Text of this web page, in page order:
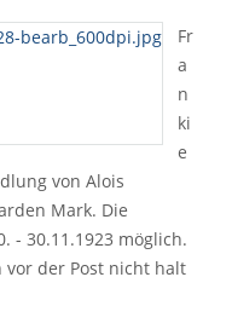
Fr
a
n
ki
e
von Alois
Mark. Die
- 30.11.1923 möglich.
der Post nicht halt